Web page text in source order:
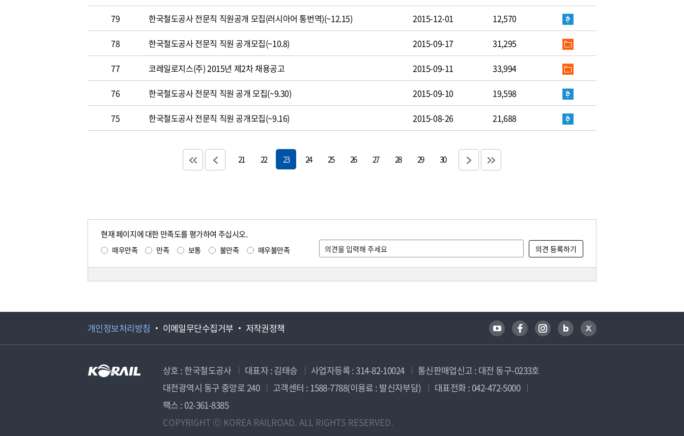
79 한국철도공사 전문직 직원공개 모집(러시아어 통번역)(~12.15) 2015-12-01 12,570
78 한국철도공사 전문직 직원 공개모집(~10.8) 2015-09-17 31,295
77 코레일로지스(주) 2015년 제2차 채용공고 2015-09-11 33,994
76 한국철도공사 전문직 직원 공개 모집(~9.30) 2015-09-10 19,598
75 한국철도공사 전문직 직원 공개모집(~9.16) 2015-08-26 21,688
21 22 23 24 25 26 27 28 29 30
현재 페이지에 대한 만족도를 평가하여 주십시오.
매우만족 만족 보통 불만족 매우불만족
개인정보처리방침 이메일무단수집거부 저작권정책
상호 : 한국철도공사 대표자 : 김태승 사업자등록 : 314-82-10024
통신판매업신고 : 대전 동구-0233호
대전광역시 동구 중앙로 240
고객센터 : 1588-7788(이용료 : 발신자부담)
대표전화 : 042-472-5000
팩스 : 02-361-8385
COPYRIGHT ⓒ KOREA RAILROAD. ALL RIGHTS RESERVED.